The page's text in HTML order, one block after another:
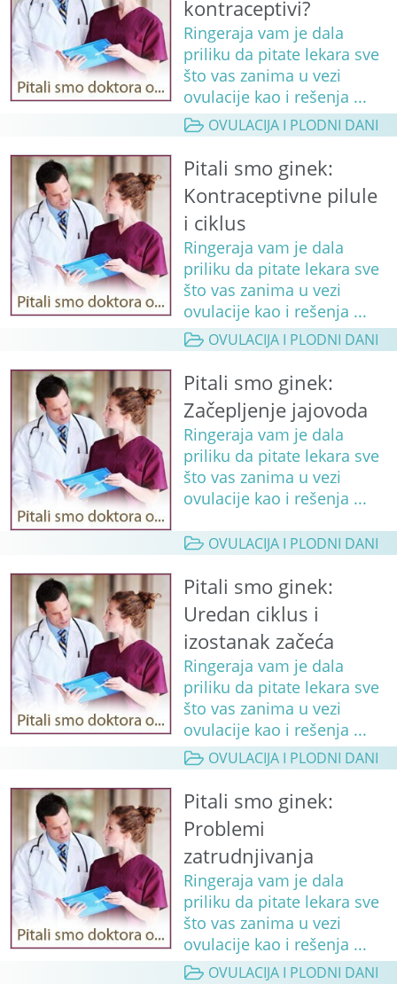
kontraceptivi?
Ringeraja vam je dala
priliku da pitate lekara sve
što vas zanima u vezi
ovulacije kao i rešenja ...
OVULACIJA I PLODNI DANI
Pitali smo ginek:
Kontraceptivne pilule
i ciklus
Ringeraja vam je dala
priliku da pitate lekara sve
što vas zanima u vezi
ovulacije kao i rešenja ...
OVULACIJA I PLODNI DANI
Pitali smo ginek:
Začepljenje jajovoda
Ringeraja vam je dala
priliku da pitate lekara sve
što vas zanima u vezi
ovulacije kao i rešenja ...
OVULACIJA I PLODNI DANI
Pitali smo ginek:
Uredan ciklus i
izostanak začeća
Ringeraja vam je dala
priliku da pitate lekara sve
što vas zanima u vezi
ovulacije kao i rešenja ...
OVULACIJA I PLODNI DANI
Pitali smo ginek:
Problemi
zatrudnjivanja
Ringeraja vam je dala
priliku da pitate lekara sve
što vas zanima u vezi
ovulacije kao i rešenja ...
OVULACIJA I PLODNI DANI